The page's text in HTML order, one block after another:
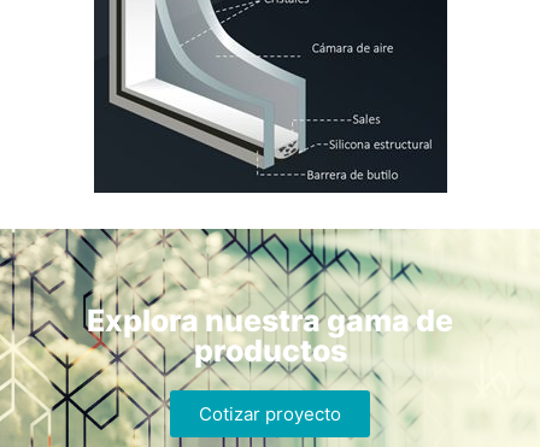
Explora nuestra gama de
productos
Cotizar proyecto